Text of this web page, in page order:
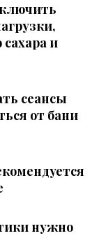
и
сеансы
от бани
нужно